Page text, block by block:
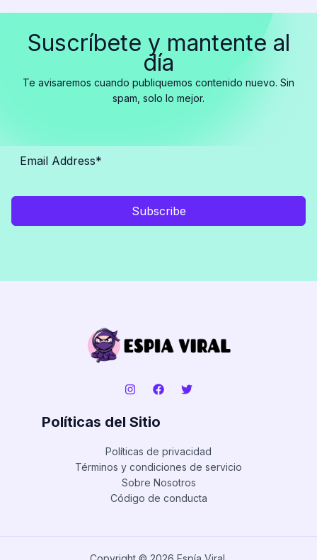
Suscríbete y mantente al
día
Te avisaremos cuando publiquemos contenido nuevo. Sin
spam, solo lo mejor.
Subscribe
Políticas del Sitio
Políticas de privacidad
Términos y condiciones de servicio
Sobre Nosotros
Código de conducta